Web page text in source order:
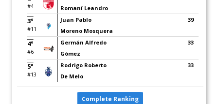
#4
Romaní Leandro
3°
#11
Juan Pablo
Moreno Mosquera
39
4°
#6
Germán Alfredo
Gómez
33
5°
#13
Rodrigo Roberto
De Melo
33
Complete Ranking